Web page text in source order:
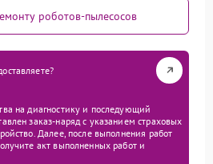
роботов-пылесосов
на диагностику и последующий
заказ-наряд с указанием страховых
Далее, после выполнения работ
акт выполненных работ и